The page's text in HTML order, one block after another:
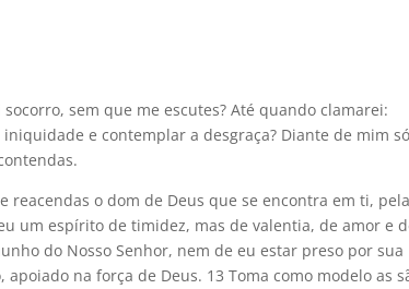
sem que me escutes? Até quando clamarei:
e contemplar a desgraça? Diante de mim
reacendas o dom de Deus que se encontra em ti,
um espírito de timidez, mas de valentia, de amor e
do Nosso Senhor, nem de eu estar preso por sua
na força de Deus. 13 Toma como modelo as